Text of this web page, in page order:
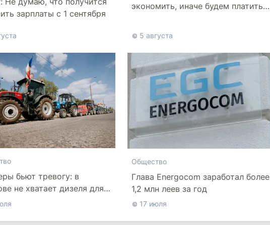
зарплаты с 1 сентября
экономить, иначе будем платить
5 августа
бьют тревогу: в
не хватает дизеля для
работ
Общество
Глава Energocom заработал более
1,2 млн леев за год
17 июля